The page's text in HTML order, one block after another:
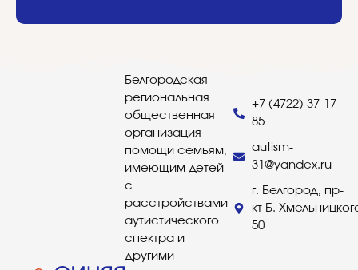
Белгородская
региональная
общественная
организация
помощи семьям,
имеющим детей
с
расстройствами
аутистического
спектра и
другими
+7 (4722) 37-17-
85
autism-
31@yandex.ru
г. Белгород, пр-
кт Б.
50